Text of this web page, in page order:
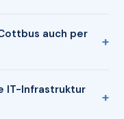
auch per
IT-Infrastruktur